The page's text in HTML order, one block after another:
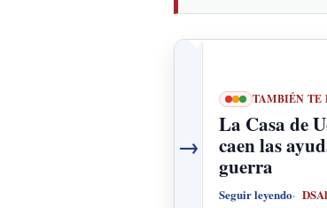
→
TAMBIÉN TE
La Casa de
caen las
guerra
Seguir leyendo